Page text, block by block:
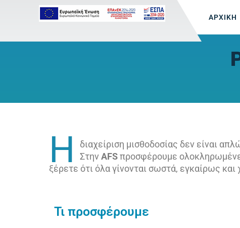
ΑΡΧΙΚΗ
Η
διαχείριση μισθοδοσίας δεν είναι
ΣτηνAFSπροσφέρουμε
ξέρετε ότι όλα γίνονται σωστά, εγκαίρως και
Τι προσφέρουμε